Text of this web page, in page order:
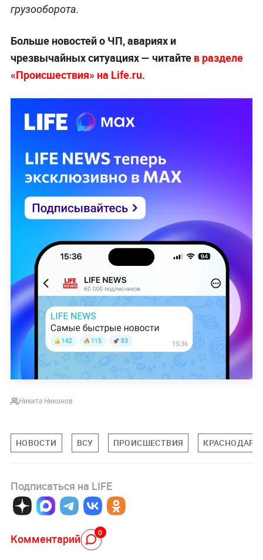
грузооборота.
Больше новостей о ЧП, авариях и
чрезвычайных ситуациях — читайте в разделе
«Происшествия» на Life.ru.
Никита Никонов
НОВОСТИ ВСУ ПРОИСШЕСТВИЯ
Подписаться на LIFE
Комментарий 0